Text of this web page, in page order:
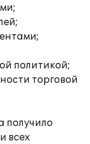
политикой;
торговой
получило
всех